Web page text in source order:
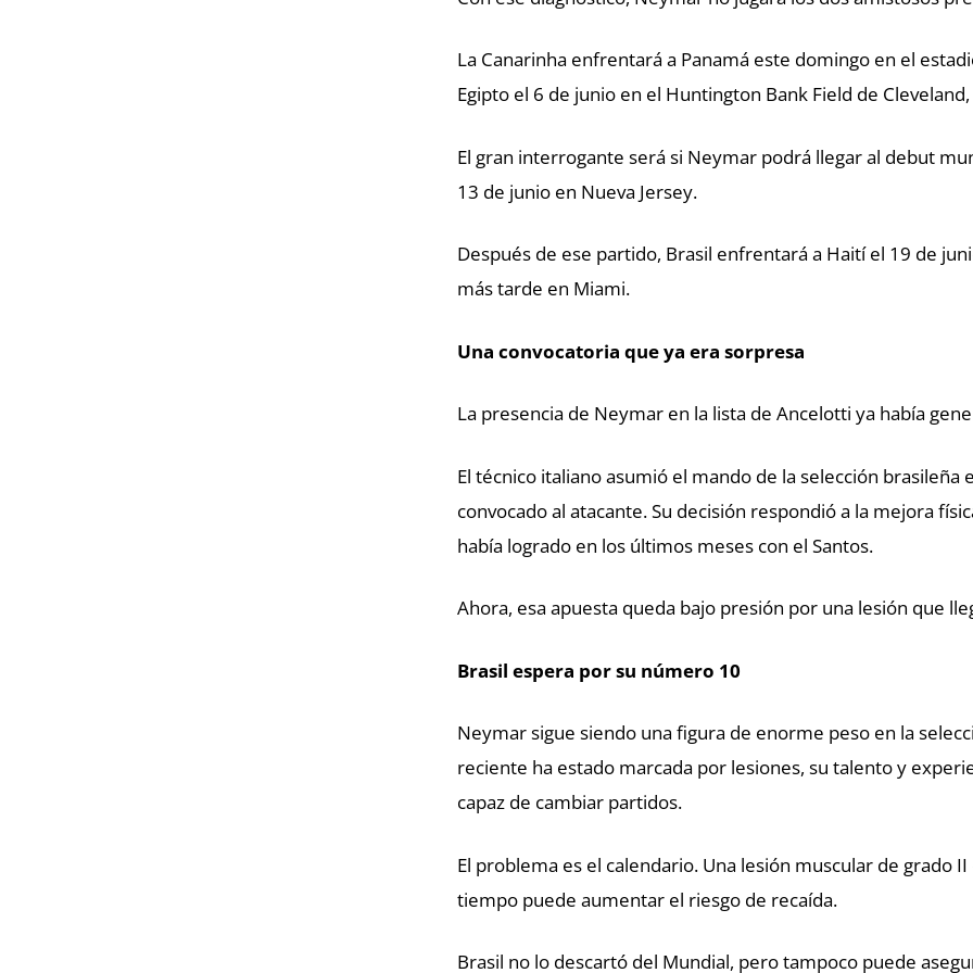
La Canarinha enfrentará a Panamá este domingo en el
Egipto el 6 de junio en el Huntington Bank Field de
El gran interrogante será si Neymar podrá llegar al debut
13 de junio en Nueva Jersey.
Después de ese partido, Brasil enfrentará a Haití el 19 de
más tarde en Miami.
Una convocatoria que ya era sorpresa
La presencia de Neymar en la lista de Ancelotti ya había
El técnico italiano asumió el mando de la selección brasileña
convocado al atacante. Su decisión respondió a la mejora
había logrado en los últimos meses con el Santos.
Ahora, esa apuesta queda bajo presión por una lesión que
Brasil espera por su número 10
Neymar sigue siendo una figura de enorme peso en la
reciente ha estado marcada por lesiones, su talento y
capaz de cambiar partidos.
El problema es el calendario. Una lesión muscular de grado
tiempo puede aumentar el riesgo de recaída.
Brasil no lo descartó del Mundial, pero tampoco puede